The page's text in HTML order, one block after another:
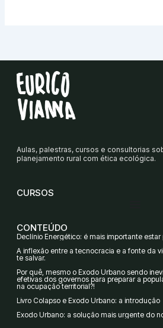
Aulas, palestras, cursos e consultorias
planejamento rural com ética ecológica.
CURSOS
CONTEÚDO
Declínio Energético: é mais importante
A inflexão entre a tecnocracia e a fonte da
te salvar.
Por quê, mesmo o Êxodo Urbano sendo
efetivas dos governos para preparar a
na ocupação territorial?!
Livro Colapso e Êxodo Urbano: a introdução
Êxodo Urbano: a solução mais urgente do